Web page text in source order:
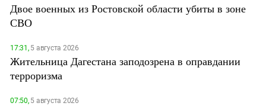
Двое военных из Ростовской области убиты в зоне
СВО
17:31,5 августа 2026
Жительница Дагестана заподозрена в оправдании
терроризма
07:50,5 августа 2026